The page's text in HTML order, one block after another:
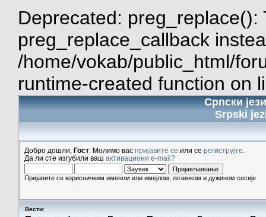
Deprecated:
preg_replace_callback
/home/vokab/public_html/
runtime-created function on
Српски
Srpski
Добро дошли, Гост . Молимо вас пријавите се или се региструјте
Да ли сте изгубили ваш активациони e-mail?
Пријавите се корисничким именом или имејлом, лозинком и дужином сесије
Вести: